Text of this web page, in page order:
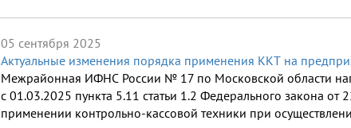
05 сентября 2025
Актуальные изменения порядка применения ККТ на
Межрайонная ИФНС России № 17 по Московской области
с 01.03.2025 пункта 5.11 статьи 1.2 Федерального закона
применении контрольно-кассовой техники при